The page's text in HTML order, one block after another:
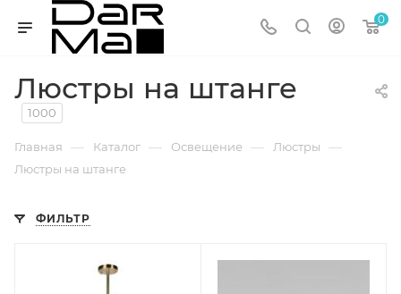
0
Люстры на штанге
1000
Главная — Каталог — Освещение — Люстры —
Люстры на штанге
ФИЛЬТР